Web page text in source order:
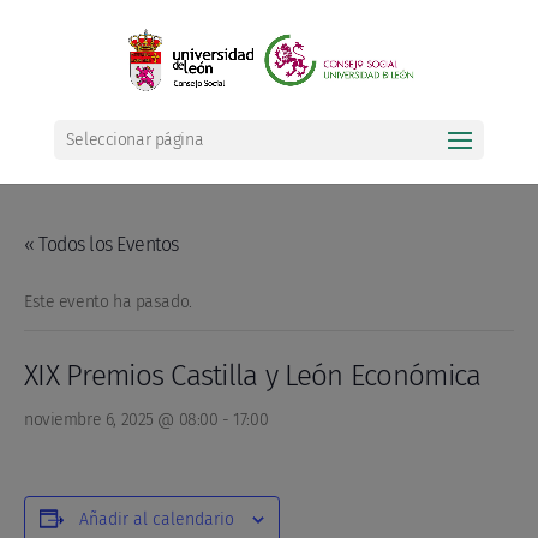
Seleccionar página
« Todos los Eventos
Este evento ha pasado.
XIX Premios Castilla y León Económica
noviembre 6, 2025 @ 08:00 - 17:00
Añadir al calendario